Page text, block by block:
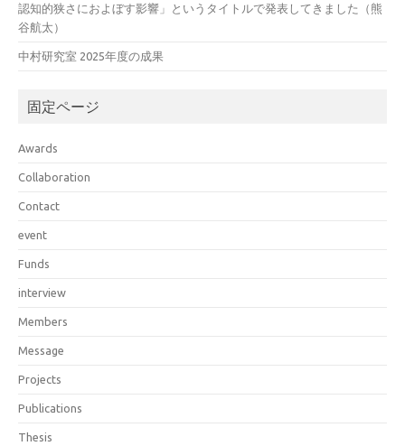
認知的狭さにおよぼす影響」というタイトルで発表してきました（熊
谷航太）
中村研究室 2025年度の成果
固定ページ
Awards
Collaboration
Contact
event
Funds
interview
Members
Message
Projects
Publications
Thesis